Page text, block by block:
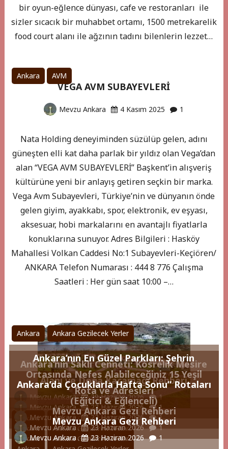
bir oyun-eğlence dünyası, cafe ve restoranları ile
sizler sıcacık bir muhabbet ortamı, 1500 metrekarelik
food court alanı ile ağzının tadını bilenlerin lezzet…
Ankara AVM
VEGA AVM SUBAYEVLERİ
Mevzu Ankara 4 Kasım 2025 1
Nata Holding deneyiminden süzülüp gelen, adını
güneşten elli kat daha parlak bir yıldız olan Vega’dan
alan “VEGA AVM SUBAYEVLERİ” Başkent’in alışveriş
kültürüne yeni bir anlayış getiren seçkin bir marka.
Vega Avm Subayevleri, Türkiye’nin ve dünyanın önde
gelen giyim, ayakkabı, spor, elektronik, ev eşyası,
aksesuar, hobi markalarını en avantajlı fiyatlarla
konuklarına sunuyor. Adres Bilgileri : Hasköy
Mahallesi Volkan Caddesi No:1 Subayevleri-Keçiören/
ANKARA Telefon Numarası : 444 8 776 Çalışma
Saatleri : Her gün saat 10:00 –…
Ankara Ankara Gezilecek Yerler
Ankara’nın Saklı Cenneti: Kösrelik Mesire
Alanı ve Doğa Kaçamağı Rehberi
Mevzu Ankara 29 Haziran 2026 1
Ankara Ankara Gezilecek Yerler
Ankara’nın En Güzel Parkları: Şehrin
Ortasında Nefes Alabileceğiniz 15 Yeşil
Rota ve Adresleri
Mevzu Ankara 23 Haziran 2026 1
Ankara Ankara Gezilecek Yerler
Ankara’da Çocuklarla Hafta Sonu” Rotaları
(Eğitici & Eğlenceli)
Mevzu Ankara 23 Haziran 2026 1
Ankara Ankara Gezilecek Yerler
Mevzu Ankara Gezi Rehberi
Mevzu Ankara 23 Haziran 2026 1
Mevzu Ankara Gezi Rehberi
Mevzu Ankara 23 Haziran 2026 1